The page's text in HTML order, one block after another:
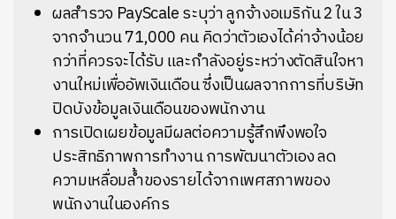
ผลสำรวจ PayScale ระบุว่า ลูกจ้างอเมริกัน 2 ใน 3
จากจำนวน 71,000 คน คิดว่าตัวเองได้ค่าจ้างน้อย
กว่าที่ควรจะได้รับ และกำลังอยู่ระหว่างตัดสินใจหา
งานใหม่เพื่ออัพเงินเดือน ซึ่งเป็นผลจากการที่บริษัท
ปิดบังข้อมูลเงินเดือนของพนักงาน
การเปิดเผยข้อมูลมีผลต่อความรู้สึกพึงพอใจ
ประสิทธิภาพการทำงาน การพัฒนาตัวเอง ลด
ความเหลื่อมล้ำของรายได้จากเพศสภาพของ
พนักงานในองค์กร